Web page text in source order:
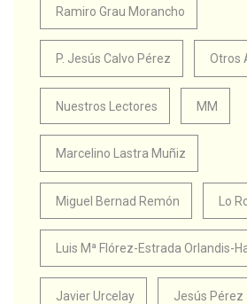
Ramiro Grau Morancho
P. Jesús Calvo Pérez Otros
Nuestros Lectores MM
Marcelino Lastra Muñiz
Miguel Bernad Remón Lo
Luis Mª Flórez-Estrada Orlandis-
Javier Urcelay Jesús Pérez